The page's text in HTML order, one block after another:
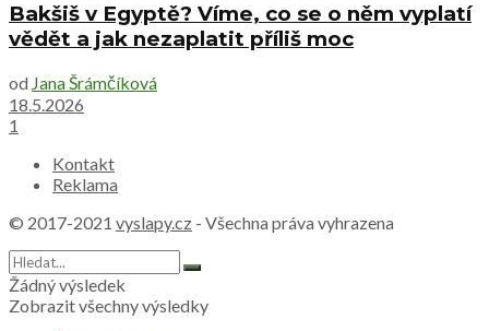
Bakšiš v Egyptě? Víme, co se o něm vyplatí
vědět a jak nezaplatit příliš moc
od Jana Šrámčíková
18.5.2026
1
Kontakt
Reklama
© 2017-2021 vyslapy.cz - Všechna práva vyhrazena
Žádný výsledek
Zobrazit všechny výsledky